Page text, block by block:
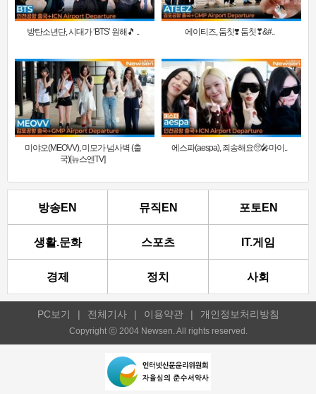
방탄소년단, 시대가 ‘BTS’ 원해🎵 .. 에이티즈, 둠칫❣️ 둠칫❣&#..
미야오(MEOVV), 미모가 넘사벽 (출
국)[뉴스엔TV]
에스파(aespa), 죄송해요🥺🎤마이..
방송EN 뮤직EN 포토EN
생활.문화 스포츠 IT.게임
경제 정치 사회
PC보기 | 전체기사 | 이용약관 | 개인정보처리방침
Copyright ⓒ 2004 Newsen. All rights reserved.